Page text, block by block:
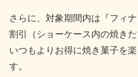
さらに、対象期間内は『フィ
割引（ショーケース内の焼きた
いつもよりお得に焼き菓子を
す。